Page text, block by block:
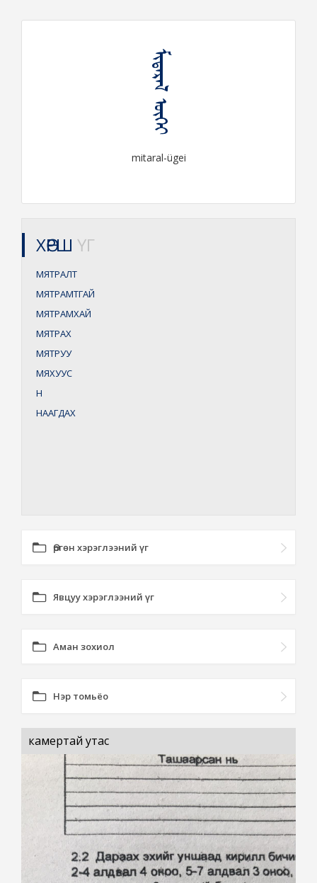
ᠮᠢᠲᠠᠷᠠᠯ ᠦᠭᠡᠶ
mitaral-ügei
ХӨРШ ҮГ
МЯТРАЛТ
МЯТРАМТГАЙ
МЯТРАМХАЙ
МЯТРАХ
МЯТРУУ
МЯХУУС
Н
НААГДАХ
Өргөн хэрэглээний үг
Явцуу хэрэглээний үг
Аман зохиол
Нэр томьёо
камертай утас